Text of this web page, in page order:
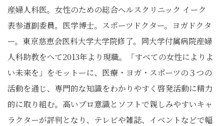
産婦人科医。女性のための総合ヘルスクリニック イーク
表参道副委員。医学博士。スポーツドクター。ヨガドクタ
ー。東京慈恵会医科大学大学院修了。同大学付属病院産婦
人科助教をへて2013年より現職。「すべての女性によりよ
い未来を」をモットーに、医療・ヨガ・スポーツの３つの
活動を通じ、専門的な知識をわかりやすく啓発活動に精力
的に取り組む。高いプロ意識とソフトで親しみやすいキャ
ラクターが評判となり、テレビや雑誌、イベントなどで幅